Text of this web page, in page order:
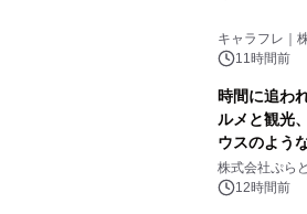
キャラフレ｜
デザインズ
11時間前
時間に追わ
ルメと観光
ウスのよう
サウナも 「
得な素泊ま
株式会社ぷら
12時間前